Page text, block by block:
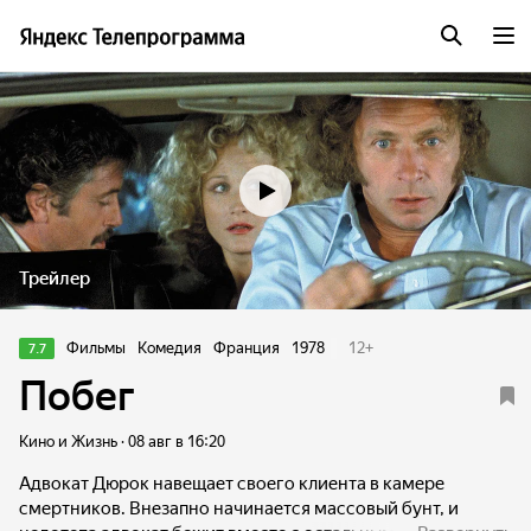
Трейлер
7.7 Фильмы Комедия Франция 1978 12+
Побег
Кино и Жизнь · 08 авг в 16:20
Адвокат Дюрок навещает своего клиента в камере
смертников. Внезапно начинается массовый бунт, и